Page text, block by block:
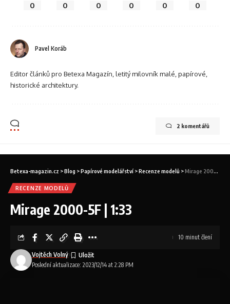
0 0 0 0 0 0
Pavel Koráb
Editor článků pro Betexa Magazín, letitý milovník malé, papírové,
historické architektury.
2 komentářů
Betexa-magazin.cz >Blog >Papírové modelářství >Recenze modelů >Mirage 2000-5F | 1:33
RECENZE MODELŮ
Mirage 2000-5F | 1:33
Poslední aktualizace: 2023/12/14 at 2:28 PM
Vojtěch Volný
10 minut člení